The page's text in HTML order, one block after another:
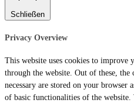
Schließen
Privacy Overview
This website uses cookies to improve
through the website. Out of these, the
necessary are stored on your browser
of basic functionalities of the website.